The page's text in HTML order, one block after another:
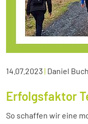
14.07.2023| Daniel
Erfolgsfaktor
So schaffen wir eine